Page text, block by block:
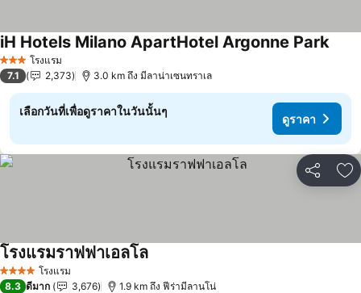
3 ดาว โรงแรม
iH Hotels Milano ApartHotel Argonne Parkดูรา
7.1 2,373 3.0 km ถึง มีลาน่าเซนทราเล
เลือกวันที่เพื่อดูราคาในวันนั้นๆ
ดูราคา
แชร์ เ
4 ดาว โรงแรม
โรงแรมราฟฟาเอลโลดูราคา
8.3 ดีมาก 3,676 1.9 km ถึง ฟีร่ามีลานโน่